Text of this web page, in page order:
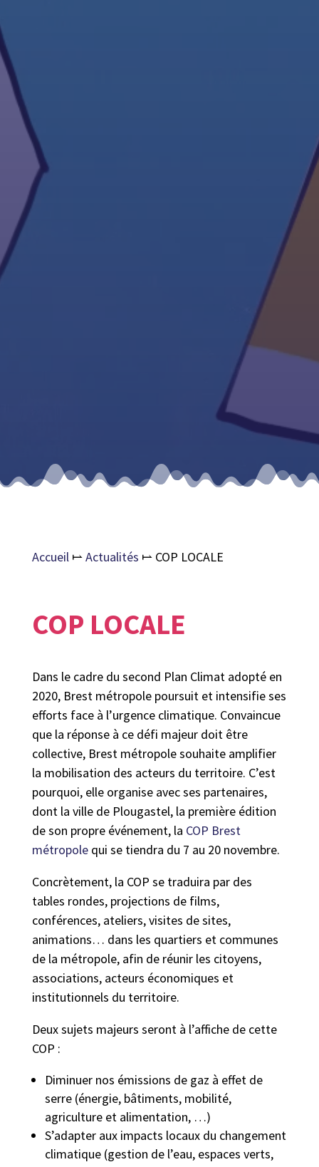
Accueil ⥛Actualités ⥛ COP LOCALE
COP LOCALE
Dans le cadre du second Plan Climat adopté en
2020, Brest métropole poursuit et intensifie ses
efforts face à l’urgence climatique. Convaincue
que la réponse à ce défi majeur doit être
collective, Brest métropole souhaite amplifier
la mobilisation des acteurs du territoire. C’est
pourquoi, elle organise avec ses partenaires,
dont la ville de Plougastel, la première édition
de son propre événement, la COP Brest
métropolequi se tiendra du 7 au 20 novembre.
Concrètement, la COP se traduira par des
tables rondes, projections de films,
conférences, ateliers, visites de sites,
animations… dans les quartiers et communes
de la métropole, afin de réunir les citoyens,
associations, acteurs économiques et
institutionnels du territoire.
Deux sujets majeurs seront à l’affiche de cette
COP :
Diminuer nos émissions de gaz à effet de
serre (énergie, bâtiments, mobilité,
agriculture et alimentation, …)
S’adapter aux impacts locaux du changement
climatique (gestion de l’eau, espaces verts,